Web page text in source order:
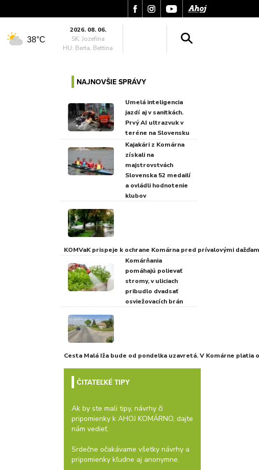
38°C
2026. 08. 06.
SK: Jozefína
HU: Berta, Bettina
NAJNOVŠIE SPRÁVY
Umelá inteligencia
jazdí aj v sanitkách.
Prvý AI ultrazvuk v
teréne na Slovensku
Kajakári z Komárna
získali na
majstrovstvách
Slovenska 52 medailí
a ovládli hodnotenie
klubov
KOMVaK prispeje k ochrane Komárna pred prívalovými
Komárňania
pomáhajú polievať
stromy, v uliciach
pribudlo dvadsať
osviežovacích brán
Cesta Malá Iža bude od pondelka uzavretá. V Komárne platia
ČITATEĽKÉ TIPY
Ak by ste mali tipy, návrhy či
pripomienky k AHOJ KOMÁRNO, dajte
nám vedieť.
Srdečne očakávame všetky návrhy a
pripomienky kľudne aj anonymne.